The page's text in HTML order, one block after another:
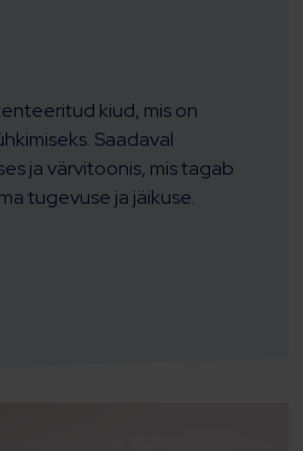
kiud, mis on
Saadaval
ja värvitoonis, mis tagab
tugevuse ja jäikuse.